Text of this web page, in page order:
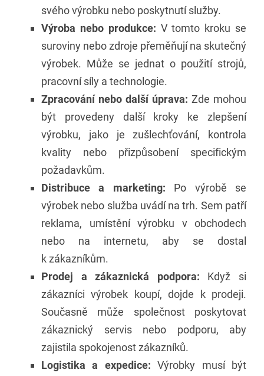
svého výrobku nebo poskytnutí služby.
Výroba nebo produkce: V tomto kroku se
suroviny nebo zdroje přeměňují na skutečný
výrobek. Může se jednat o použití strojů,
pracovní síly a technologie.
Zpracování nebo další úprava: Zde mohou
být provedeny další kroky ke zlepšení
výrobku, jako je zušlechťování, kontrola
kvality nebo přizpůsobení specifickým
požadavkům.
Distribuce a marketing: Po výrobě se
výrobek nebo služba uvádí na trh. Sem patří
reklama, umístění výrobku v obchodech
nebo na internetu, aby se dostal
k zákazníkům.
Prodej a zákaznická podpora: Když si
zákazníci výrobek koupí, dojde k prodeji.
Současně může společnost poskytovat
zákaznický servis nebo podporu, aby
zajistila spokojenost zákazníků.
Logistika a expedice:Výrobky musí být